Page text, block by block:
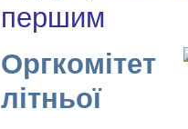
першим
Оргкомітет
літньої